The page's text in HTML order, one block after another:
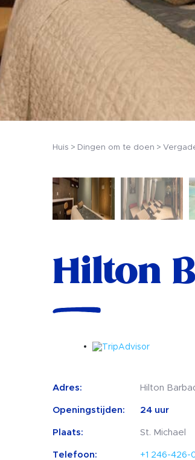
Huis Dingen om te doen
Hilton
Adres: Hilton
Openingstijden: 24 uur
Plaats: St. Michael
Telefoon: +1 246-426-